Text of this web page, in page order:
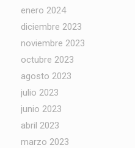
enero 2024
diciembre 2023
noviembre 2023
octubre 2023
agosto 2023
julio 2023
junio 2023
abril 2023
marzo 2023